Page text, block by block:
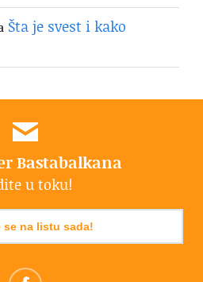
Šta je svest i kako
Bastabalkana
u toku!
se na listu sada!